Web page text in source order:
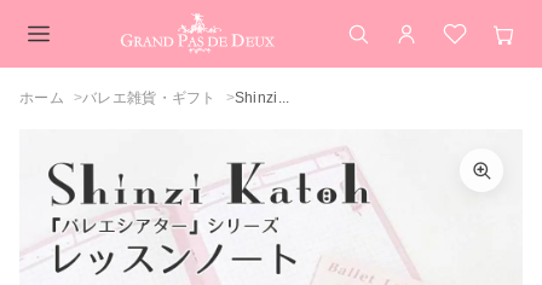
検索 アカウント
お気に入
カ
カラーを選択してください
ナッツクラッカー
ノート ナッツクラッカー 『バレエシアタ
ー』 （バレエ雑貨 文房具 ノート レッス
ン記録 ギフト）
ホーム バレエ雑貨・ギフト Shinzi...